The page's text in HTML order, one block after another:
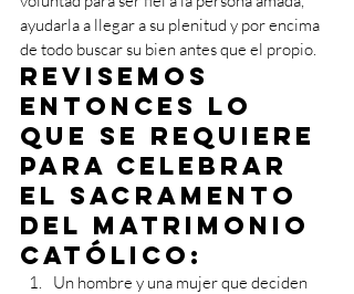
ayudarla a llegar a su plenitud y por encima
de todo buscar su bien antes que el propio.
Revisemos
entonces lo
que se requiere
para celebrar
el Sacramento
del Matrimonio
Católico:
Un hombre y una mujer que deciden